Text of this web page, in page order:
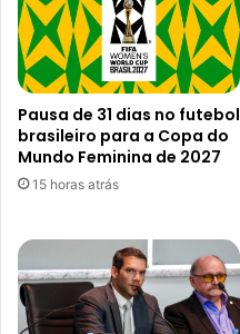
Pausa de 31 dias no futebol
brasileiro para a Copa do
Mundo Feminina de 2027
15 horas atrás